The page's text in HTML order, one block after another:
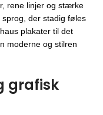
rene linjer og stærke
der stadig føles
plakater til det
moderne og stilren
grafisk